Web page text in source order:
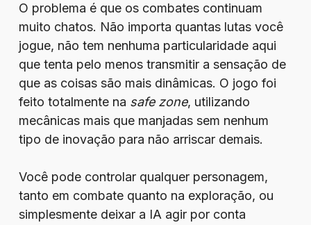
O problema é que os combates continuam
muito chatos. Não importa quantas lutas você
jogue, não tem nenhuma particularidade aqui
que tenta pelo menos transmitir a sensação de
que as coisas são mais dinâmicas. O jogo foi
feito totalmente na safe zone, utilizando
mecânicas mais que manjadas sem nenhum
tipo de inovação para não arriscar demais.
Você pode controlar qualquer personagem,
tanto em combate quanto na exploração, ou
simplesmente deixar a IA agir por conta